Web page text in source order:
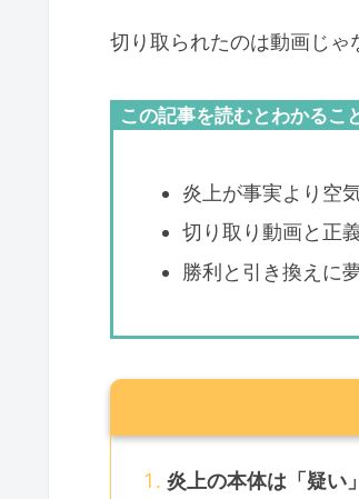
切り取られたのは動画じゃ
この記事を読むとわかるこ
炎上が事実より空
切り取り動画と正
勝利と引き換えに
炎上の本体は「疑